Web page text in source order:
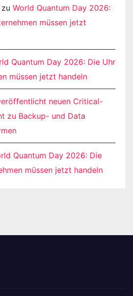
zu World Quantum Day 2026:
müssen jetzt
Quantum Day 2026: Die Uhr
müssen jetzt handeln
neuen Critical-
zu Backup- und Data
Quantum Day 2026: Die
müssen jetzt handeln